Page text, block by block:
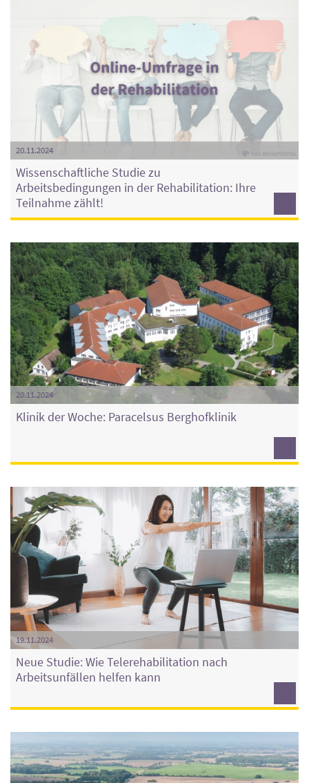
20.11.2024
Wissenschaftliche Studie zu
Arbeitsbedingungen in der Rehabilitation: Ihre
Teilnahme zählt!
20.11.2024
Klinik der Woche: Paracelsus Berghofklinik
19.11.2024
Neue Studie: Wie Telerehabilitation nach
Arbeitsunfällen helfen kann